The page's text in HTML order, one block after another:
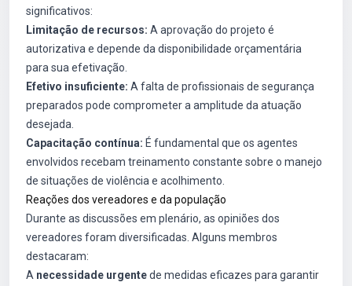
significativos:
Limitação de recursos: A aprovação do projeto é
autorizativa e depende da disponibilidade orçamentária
para sua efetivação.
Efetivo insuficiente: A falta de profissionais de segurança
preparados pode comprometer a amplitude da atuação
desejada.
Capacitação contínua: É fundamental que os agentes
envolvidos recebam treinamento constante sobre o manejo
de situações de violência e acolhimento.
Reações dos vereadores e da população
Durante as discussões em plenário, as opiniões dos
vereadores foram diversificadas. Alguns membros
destacaram:
A necessidade urgentede medidas eficazes para garantir